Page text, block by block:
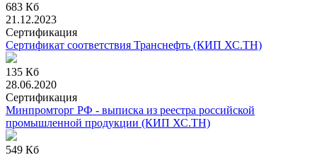
683 Кб
21.12.2023
Сертификация
Сертификат соответствия Транснефть (КИП ХС.ТН)
135 Кб
28.06.2020
Сертификация
Минпромторг РФ - выписка из реестра российской
промышленной продукции (КИП ХС.ТН)
549 Кб